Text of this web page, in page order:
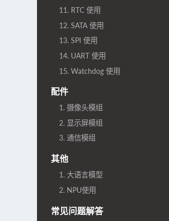
11. RTC 使用
12. SATA 使用
13. SPI 使用
14. UART 使用
15. Watchdog 使用
配件
1. 摄像头模组
2. 显示屏模组
3. 通信模组
其他
1. 大语言模型
2. NPU使用
常见问题解答